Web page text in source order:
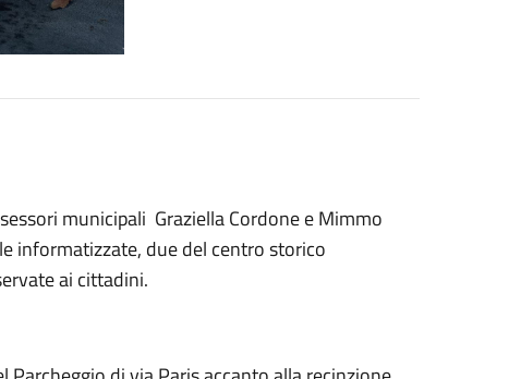
municipali Graziella Cordone e Mimmo
informatizzate, due del centro storico
ai cittadini.